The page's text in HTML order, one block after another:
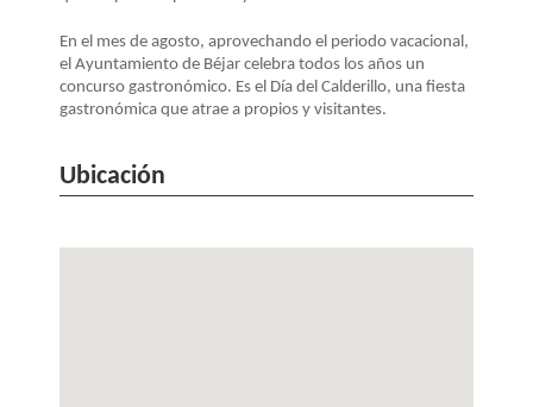
NAVEGACIÓN
En el mes de agosto, aprovechando el periodo vacacional,
el Ayuntamiento de Béjar celebra todos los años un
concurso gastronómico. Es el Día del Calderillo, una fiesta
gastronómica que atrae a propios y visitantes.
Ubicación